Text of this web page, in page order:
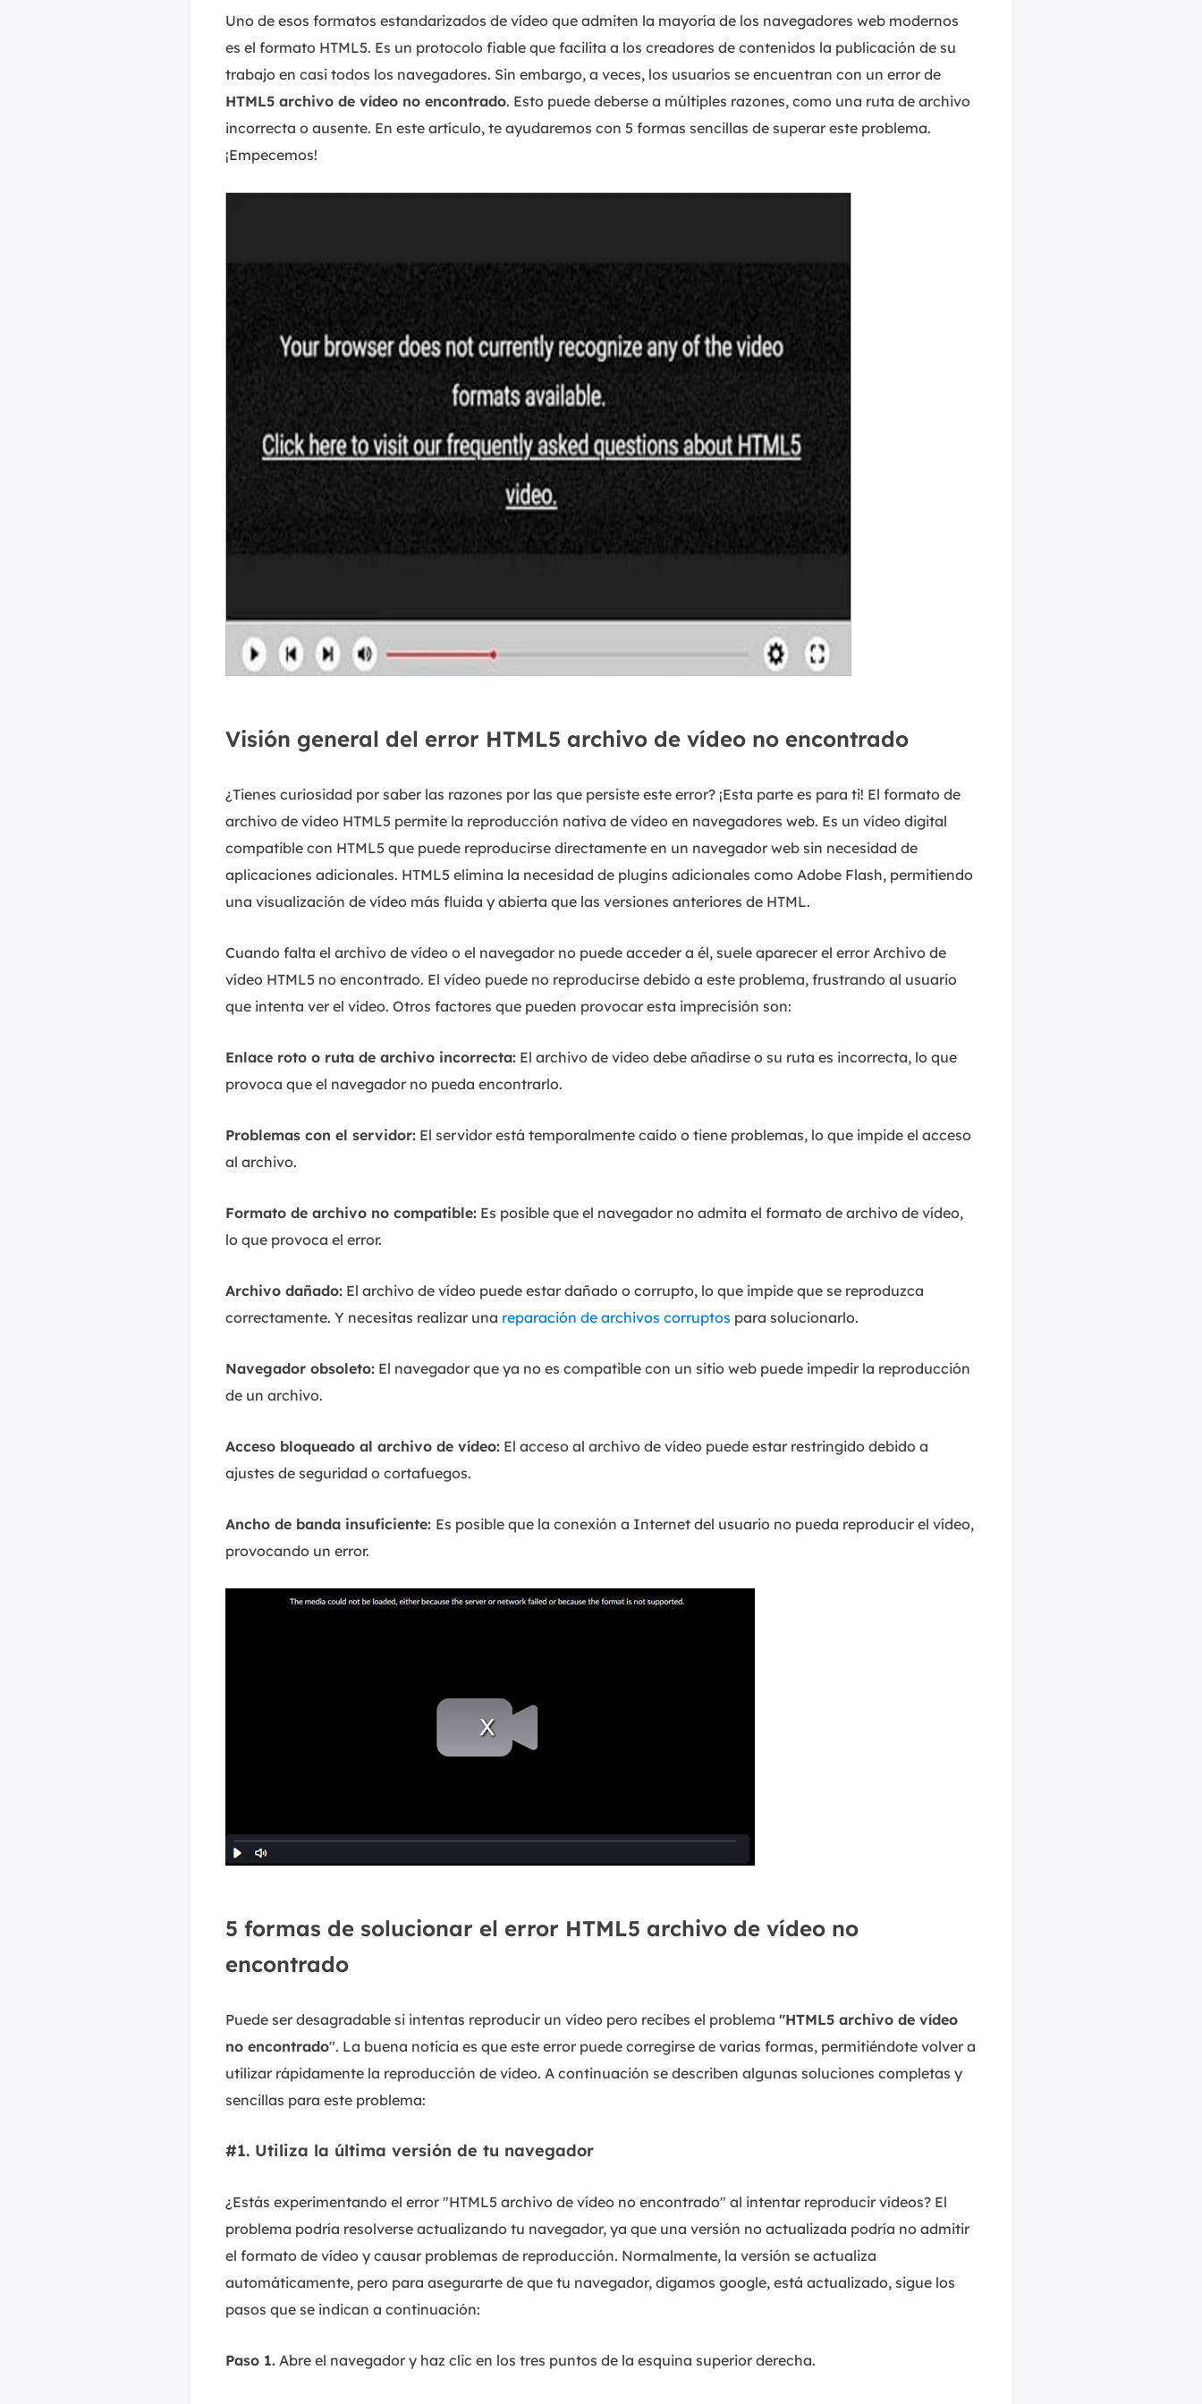
MakeMyAudio
Grabador y convertidor de audio.
Uno de esos formatos estandarizados de vídeo que admiten la mayoría de los navegadores web modernos
es el formato HTML5. Es un protocolo fiable que facilita a los creadores de contenidos la publicación de su
trabajo en casi todos los navegadores. Sin embargo, a veces, los usuarios se encuentran con un error de
HTML5 archivo de vídeo no encontrado. Esto puede deberse a múltiples razones, como una ruta de archivo
incorrecta o ausente. En este artículo, te ayudaremos con 5 formas sencillas de superar este problema.
¡Empecemos!
Visión general del error HTML5 archivo de vídeo no encontrado
¿Tienes curiosidad por saber las razones por las que persiste este error? ¡Esta parte es para ti! El formato de
archivo de vídeo HTML5 permite la reproducción nativa de vídeo en navegadores web. Es un vídeo digital
compatible con HTML5 que puede reproducirse directamente en un navegador web sin necesidad de
aplicaciones adicionales. HTML5 elimina la necesidad de plugins adicionales como Adobe Flash, permitiendo
una visualización de vídeo más fluida y abierta que las versiones anteriores de HTML.
Cuando falta el archivo de vídeo o el navegador no puede acceder a él, suele aparecer el error Archivo de
vídeo HTML5 no encontrado. El vídeo puede no reproducirse debido a este problema, frustrando al usuario
que intenta ver el vídeo. Otros factores que pueden provocar esta imprecisión son:
Enlace roto o ruta de archivo incorrecta: El archivo de vídeo debe añadirse o su ruta es incorrecta, lo que
provoca que el navegador no pueda encontrarlo.
Problemas con el servidor: El servidor está temporalmente caído o tiene problemas, lo que impide el acceso
al archivo.
Formato de archivo no compatible: Es posible que el navegador no admita el formato de archivo de vídeo,
lo que provoca el error.
Archivo dañado: El archivo de vídeo puede estar dañado o corrupto, lo que impide que se reproduzca
correctamente. Y necesitas realizar una reparación de archivos corruptos para solucionarlo.
Navegador obsoleto: El navegador que ya no es compatible con un sitio web puede impedir la reproducción
de un archivo.
Acceso bloqueado al archivo de vídeo: El acceso al archivo de vídeo puede estar restringido debido a
ajustes de seguridad o cortafuegos.
Ancho de banda insuficiente: Es posible que la conexión a Internet del usuario no pueda reproducir el vídeo,
provocando un error.
5 formas de solucionar el error HTML5 archivo de vídeo no
encontrado
Puede ser desagradable si intentas reproducir un vídeo pero recibes el problema "HTML5 archivo de vídeo
no encontrado". La buena noticia es que este error puede corregirse de varias formas, permitiéndote volver a
utilizar rápidamente la reproducción de vídeo. A continuación se describen algunas soluciones completas y
sencillas para este problema:
#1. Utiliza la última versión de tu navegador
¿Estás experimentando el error "HTML5 archivo de vídeo no encontrado" al intentar reproducir vídeos? El
problema podría resolverse actualizando tu navegador, ya que una versión no actualizada podría no admitir
el formato de vídeo y causar problemas de reproducción. Normalmente, la versión se actualiza
automáticamente, pero para asegurarte de que tu navegador, digamos google, está actualizado, sigue los
pasos que se indican a continuación:
Paso 1. Abre el navegador y haz clic en los tres puntos de la esquina superior derecha.